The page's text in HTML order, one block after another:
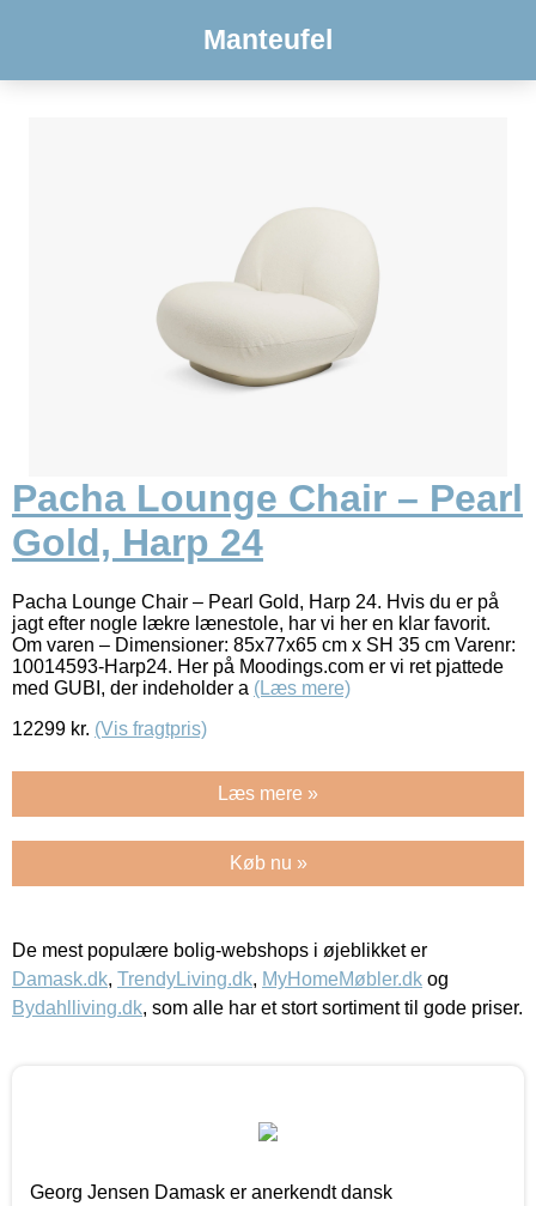
Manteufel
Pacha Lounge Chair – Pearl
Gold, Harp 24
Pacha Lounge Chair – Pearl Gold, Harp 24. Hvis du er på
jagt efter nogle lækre lænestole, har vi her en klar favorit.
Om varen – Dimensioner: 85x77x65 cm x SH 35 cm Varenr:
10014593-Harp24. Her på Moodings.com er vi ret pjattede
med GUBI, der indeholder a (Læs mere)
12299 kr. (Vis fragtpris)
Læs mere »
Køb nu »
De mest populære bolig-webshops i øjeblikket er
Damask.dk, TrendyLiving.dk, MyHomeMøbler.dk og
Bydahlliving.dk, som alle har et stort sortiment til gode priser.
Georg Jensen Damask er anerkendt dansk